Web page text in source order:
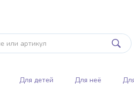
Для детей Для неё